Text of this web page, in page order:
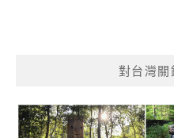
對台灣關